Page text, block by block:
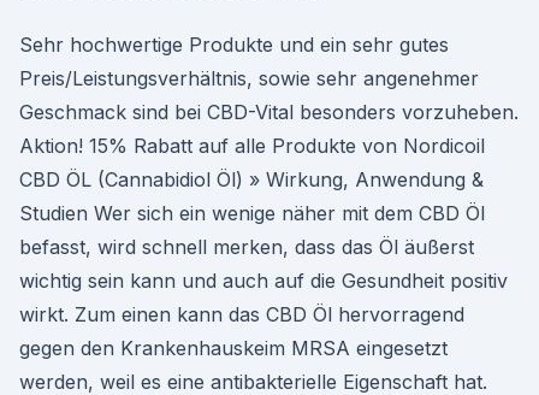
Sehr hochwertige Produkte und ein sehr gutes
Preis/Leistungsverhältnis, sowie sehr angenehmer
Geschmack sind bei CBD-Vital besonders vorzuheben.
Aktion! 15% Rabatt auf alle Produkte von Nordicoil
CBD ÖL (Cannabidiol Öl) » Wirkung, Anwendung &
Studien Wer sich ein wenige näher mit dem CBD Öl
befasst, wird schnell merken, dass das Öl äußerst
wichtig sein kann und auch auf die Gesundheit positiv
wirkt. Zum einen kann das CBD Öl hervorragend
gegen den Krankenhauskeim MRSA eingesetzt
werden, weil es eine antibakterielle Eigenschaft hat.